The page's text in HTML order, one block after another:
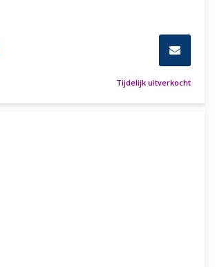
Tijdelijk uitverkocht